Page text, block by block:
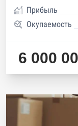
Прибыль
Окупаемость
6 000